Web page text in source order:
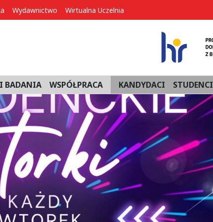
Wydawnictwo Wirtualna Uczelnia
BADANIA WSPÓŁPRACA KANDYDACI STUDENCI